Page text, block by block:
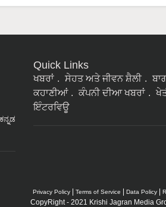
ಕನ್ನಡ
Quick Links
ਖਬਰਾਂ ਸੇਹਤ ਅਤੇ ਜੀਵਨ ਸ਼ੈਲੀ
ਕਹਾਣੀਆਂ
ਕੰਪਨੀ ਦੀਆ ਖਬਰਾਂ
ਇੰਟਰਵਿਊ
Privacy Policy Terms of Service Data Policy
CopyRight - 2021 Krishi Jagran Media